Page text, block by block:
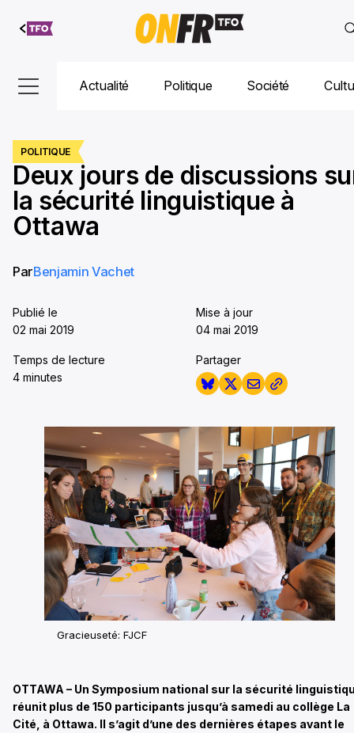
Aller au
contenu
Actualité Politique Société
POLITIQUE
Deux jours de discussions
la sécurité linguistique à
Ottawa
ParBenjamin Vachet
Publié le
02 mai 2019
Mise à jour
04 mai 2019
Temps de lecture
4 minutes
Partager
Gracieuseté: FJCF
OTTAWA – Un Symposium national sur la sécurité
réunit plus de 150 participants jusqu’à samedi au collège La
Cité, à Ottawa. Il s’agit d’une des dernières étapes avant le